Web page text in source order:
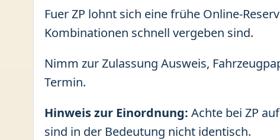
Fuer ZP lohnt sich eine frühe Online-
Kombinationen schnell vergeben sind.
Nimm zur Zulassung Ausweis,
Termin.
Hinweis zur Einordnung: Achte bei ZP
sind in der Bedeutung nicht identisch.